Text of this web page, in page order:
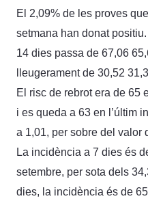
El 2,09% de les proves
setmana han donat
14 dies passa de 67,06
lleugerament de 30,52
El risc de rebrot era de 65
i es queda a 63 en l’últim
a 1,01, per sobre del valor
La incidència a 7 dies és
setembre, per sota dels
dies, la incidència és de